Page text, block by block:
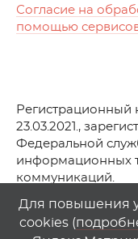
Согласие на
помощью
23.03.2021.,
Федеральной
информационных
коммуникаций.
© АО Телеканал
Любое
Для повышения
cookies (